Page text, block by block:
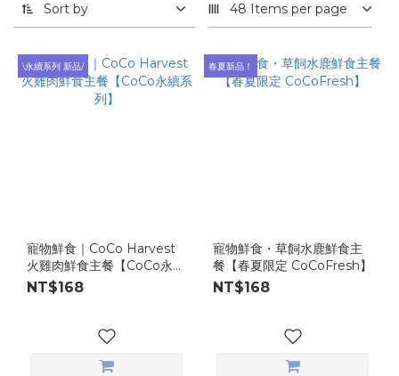
Sort by 48 Items per page
\永續系列 新品/
寵物鮮食｜CoCo Harvest
火雞肉鮮食主餐【CoCo永續
系列】
NT$168
春夏新品！
寵物鮮食・草飼水鹿鮮食主
餐【春夏限定 CoCoFresh】
NT$168